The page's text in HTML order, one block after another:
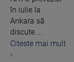
în iulie la
Ankara să
discute ...
Citeste mai mult
›